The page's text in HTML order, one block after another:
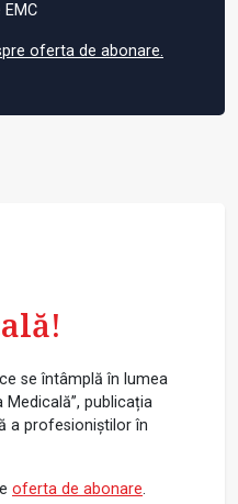
oferta de abonare.
se întâmplă în lumea
publicația
a profesioniștilor în
oferta de abonare.